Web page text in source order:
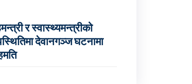
र स्वास्थ्यमन्त्रीको
देवानगञ्ज घटनामा